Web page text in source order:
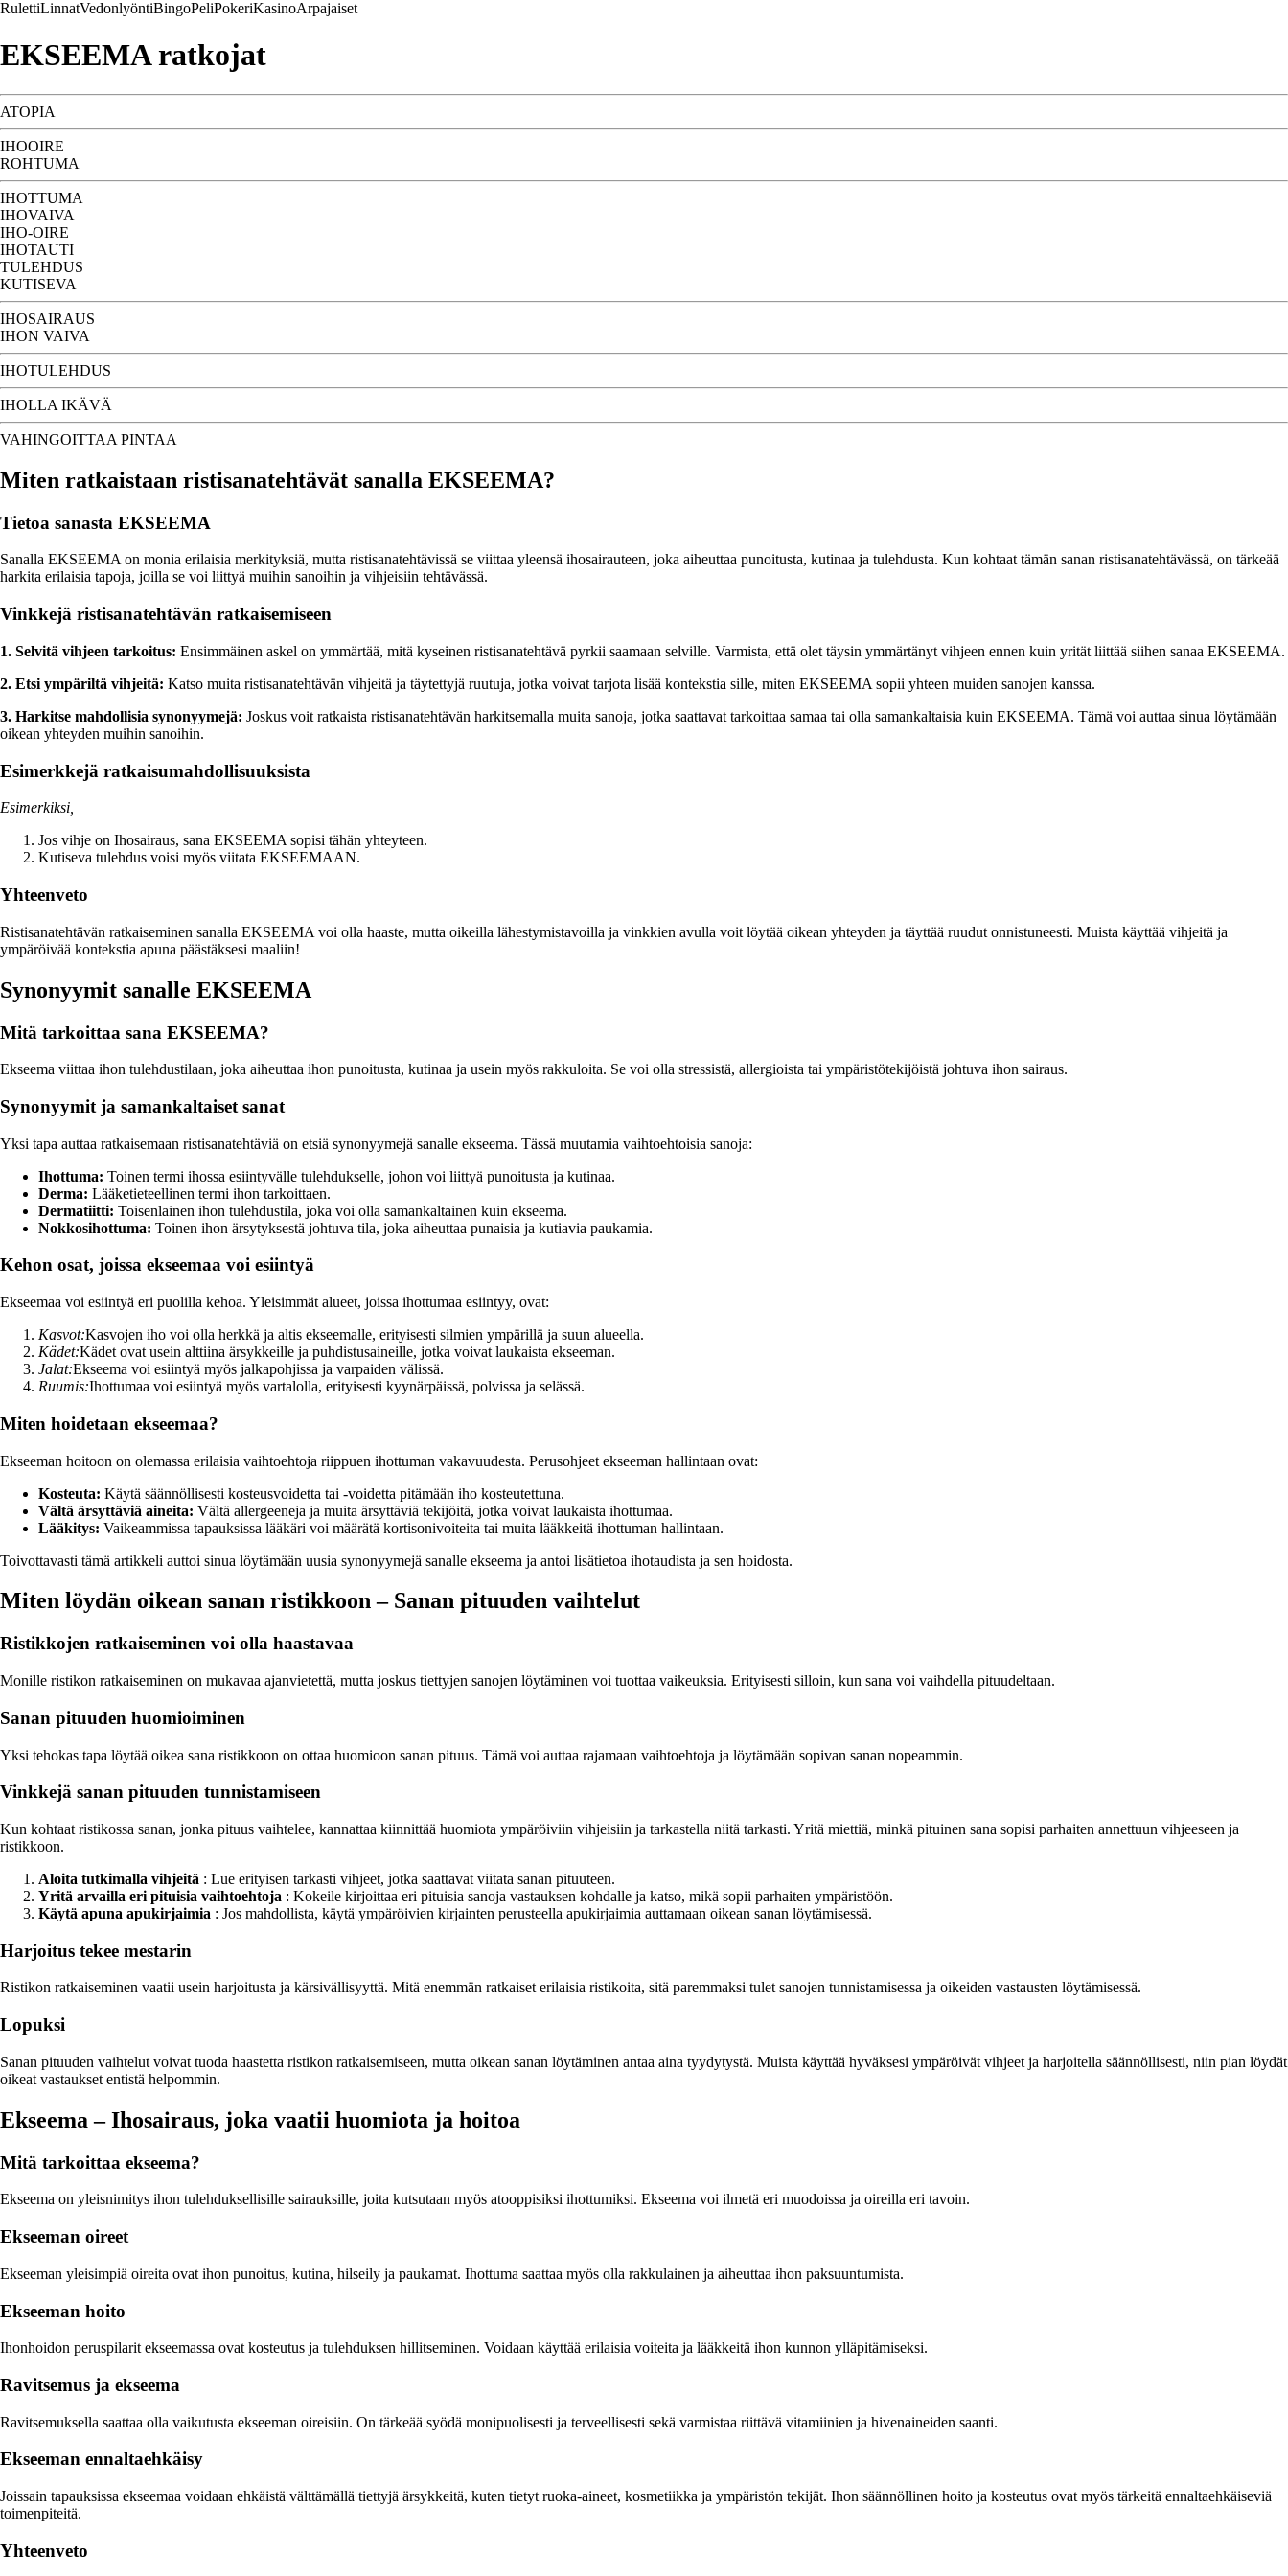
RulettiLinnatVedonlyöntiBingoPeliPokeriKasinoArpajaiset
EKSEEMA ratkojat
ATOPIA
IHOOIRE
ROHTUMA
IHOTTUMA
IHOVAIVA
IHO-OIRE
IHOTAUTI
TULEHDUS
KUTISEVA
IHOSAIRAUS
IHON VAIVA
IHOTULEHDUS
IHOLLA IKÄVÄ
VAHINGOITTAA PINTAA
Miten ratkaistaan ristisanatehtävät sanalla EKSEEMA?
Tietoa sanasta EKSEEMA
Sanalla EKSEEMA on monia erilaisia ​​merkityksiä, mutta ristisanatehtävissä se viittaa yleensä ihosairauteen, joka aiheuttaa punoitusta, kutinaa ja tulehdusta. Kun kohtaat tämän sanan ristisanatehtävässä, on tärkeää
harkita erilaisia ​​tapoja, joilla se voi liittyä muihin sanoihin ja vihjeisiin tehtävässä.
Vinkkejä ristisanatehtävän ratkaisemiseen
1. Selvitä vihjeen tarkoitus: Ensimmäinen askel on ymmärtää, mitä kyseinen ristisanatehtävä pyrkii saamaan selville. Varmista, että olet täysin ymmärtänyt vihjeen ennen kuin yrität liittää siihen sanaa EKSEEMA.
2. Etsi ympäriltä vihjeitä: Katso muita ristisanatehtävän vihjeitä ja täytettyjä ruutuja, jotka voivat tarjota lisää kontekstia sille, miten EKSEEMA sopii yhteen muiden sanojen kanssa.
3. Harkitse mahdollisia synonyymejä: Joskus voit ratkaista ristisanatehtävän harkitsemalla muita sanoja, jotka saattavat tarkoittaa samaa tai olla samankaltaisia ​​kuin EKSEEMA. Tämä voi auttaa sinua löytämään
oikean yhteyden muihin sanoihin.
Esimerkkejä ratkaisumahdollisuuksista
Esimerkiksi,
Jos vihje on Ihosairaus, sana EKSEEMA sopisi tähän yhteyteen.
Kutiseva tulehdus voisi myös viitata EKSEEMAAN.
Yhteenveto
Ristisanatehtävän ratkaiseminen sanalla EKSEEMA voi olla haaste, mutta oikeilla lähestymistavoilla ja vinkkien avulla voit löytää oikean yhteyden ja täyttää ruudut onnistuneesti. Muista käyttää vihjeitä ja
ympäröivää kontekstia apuna päästäksesi maaliin!
Synonyymit sanalle EKSEEMA
Mitä tarkoittaa sana EKSEEMA?
Ekseema viittaa ihon tulehdustilaan, joka aiheuttaa ihon punoitusta, kutinaa ja usein myös rakkuloita. Se voi olla stressistä, allergioista tai ympäristötekijöistä johtuva ihon sairaus.
Synonyymit ja samankaltaiset sanat
Yksi tapa auttaa ratkaisemaan ristisanatehtäviä on etsiä synonyymejä sanalle ekseema. Tässä muutamia vaihtoehtoisia sanoja:
Ihottuma: Toinen termi ihossa esiintyvälle tulehdukselle, johon voi liittyä punoitusta ja kutinaa.
Derma: Lääketieteellinen termi ihon tarkoittaen.
Dermatiitti: Toisenlainen ihon tulehdustila, joka voi olla samankaltainen kuin ekseema.
Nokkosihottuma: Toinen ihon ärsytyksestä johtuva tila, joka aiheuttaa punaisia ja kutiavia paukamia.
Kehon osat, joissa ekseemaa voi esiintyä
Ekseemaa voi esiintyä eri puolilla kehoa. Yleisimmät alueet, joissa ihottumaa esiintyy, ovat:
Kasvot:Kasvojen iho voi olla herkkä ja altis ekseemalle, erityisesti silmien ympärillä ja suun alueella.
Kädet:Kädet ovat usein alttiina ärsykkeille ja puhdistusaineille, jotka voivat laukaista ekseeman.
Jalat:Ekseema voi esiintyä myös jalkapohjissa ja varpaiden välissä.
Ruumis:Ihottumaa voi esiintyä myös vartalolla, erityisesti kyynärpäissä, polvissa ja selässä.
Miten hoidetaan ekseemaa?
Ekseeman hoitoon on olemassa erilaisia vaihtoehtoja riippuen ihottuman vakavuudesta. Perusohjeet ekseeman hallintaan ovat:
Kosteuta: Käytä säännöllisesti kosteusvoidetta tai -voidetta pitämään iho kosteutettuna.
Vältä ärsyttäviä aineita: Vältä allergeeneja ja muita ärsyttäviä tekijöitä, jotka voivat laukaista ihottumaa.
Lääkitys: Vaikeammissa tapauksissa lääkäri voi määrätä kortisonivoiteita tai muita lääkkeitä ihottuman hallintaan.
Toivottavasti tämä artikkeli auttoi sinua löytämään uusia synonyymejä sanalle ekseema ja antoi lisätietoa ihotaudista ja sen hoidosta.
Miten löydän oikean sanan ristikkoon – Sanan pituuden vaihtelut
Ristikkojen ratkaiseminen voi olla haastavaa
Monille ristikon ratkaiseminen on mukavaa ajanvietettä, mutta joskus tiettyjen sanojen löytäminen voi tuottaa vaikeuksia. Erityisesti silloin, kun sana voi vaihdella pituudeltaan.
Sanan pituuden huomioiminen
Yksi tehokas tapa löytää oikea sana ristikkoon on ottaa huomioon sanan pituus. Tämä voi auttaa rajamaan vaihtoehtoja ja löytämään sopivan sanan nopeammin.
Vinkkejä sanan pituuden tunnistamiseen
Kun kohtaat ristikossa sanan, jonka pituus vaihtelee, kannattaa kiinnittää huomiota ympäröiviin vihjeisiin ja tarkastella niitä tarkasti. Yritä miettiä, minkä pituinen sana sopisi parhaiten annettuun vihjeeseen ja
ristikkoon.
Aloita tutkimalla vihjeitä : Lue erityisen tarkasti vihjeet, jotka saattavat viitata sanan pituuteen.
Yritä arvailla eri pituisia vaihtoehtoja : Kokeile kirjoittaa eri pituisia sanoja vastauksen kohdalle ja katso, mikä sopii parhaiten ympäristöön.
Käytä apuna apukirjaimia : Jos mahdollista, käytä ympäröivien kirjainten perusteella apukirjaimia auttamaan oikean sanan löytämisessä.
Harjoitus tekee mestarin
Ristikon ratkaiseminen vaatii usein harjoitusta ja kärsivällisyyttä. Mitä enemmän ratkaiset erilaisia ristikoita, sitä paremmaksi tulet sanojen tunnistamisessa ja oikeiden vastausten löytämisessä.
Lopuksi
Sanan pituuden vaihtelut voivat tuoda haastetta ristikon ratkaisemiseen, mutta oikean sanan löytäminen antaa aina tyydytystä. Muista käyttää hyväksesi ympäröivät vihjeet ja harjoitella säännöllisesti, niin pian löydät
oikeat vastaukset entistä helpommin.
Ekseema – Ihosairaus, joka vaatii huomiota ja hoitoa
Mitä tarkoittaa ekseema?
Ekseema on yleisnimitys ihon tulehduksellisille sairauksille, joita kutsutaan myös atooppisiksi ihottumiksi. Ekseema voi ilmetä eri muodoissa ja oireilla eri tavoin.
Ekseeman oireet
Ekseeman yleisimpiä oireita ovat ihon punoitus, kutina, hilseily ja paukamat. Ihottuma saattaa myös olla rakkulainen ja aiheuttaa ihon paksuuntumista.
Ekseeman hoito
Ihonhoidon peruspilarit ekseemassa ovat kosteutus ja tulehduksen hillitseminen. Voidaan käyttää erilaisia voiteita ja lääkkeitä ihon kunnon ylläpitämiseksi.
Ravitsemus ja ekseema
Ravitsemuksella saattaa olla vaikutusta ekseeman oireisiin. On tärkeää syödä monipuolisesti ja terveellisesti sekä varmistaa riittävä vitamiinien ja hivenaineiden saanti.
Ekseeman ennaltaehkäisy
Joissain tapauksissa ekseemaa voidaan ehkäistä välttämällä tiettyjä ärsykkeitä, kuten tietyt ruoka-aineet, kosmetiikka ja ympäristön tekijät. Ihon säännöllinen hoito ja kosteutus ovat myös tärkeitä ennaltaehkäiseviä
toimenpiteitä.
Yhteenveto